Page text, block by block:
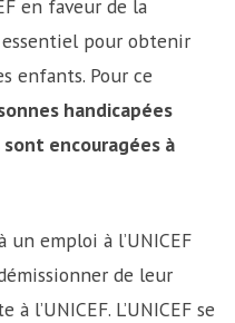
en faveur de la
pour obtenir
enfants. Pour ce
handicapées
encouragées à
emploi à l’UNICEF
de leur
l’UNICEF. L’UNICEF se